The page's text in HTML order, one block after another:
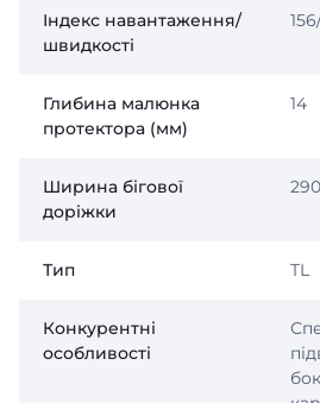
Індекс навантаження/
швидкості
Глибина малюнка
протектора (мм)
14
Ширина бігової
доріжки
290
Тип TL
Конкурентні
особливості